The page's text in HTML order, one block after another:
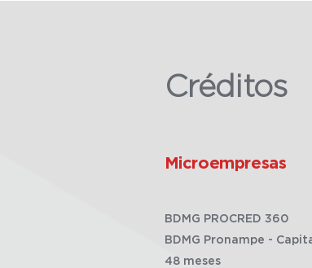
Créditos
Microempresas
BDMG PROCRED 360
BDMG Pronampe -
48 meses